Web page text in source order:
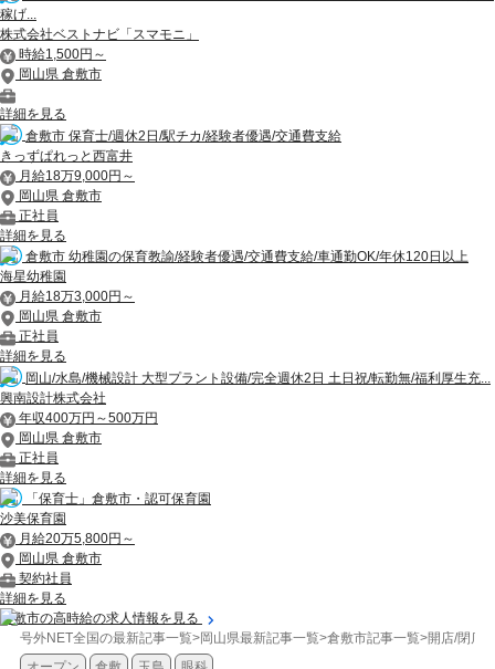
稼げ...
株式会社ベストナビ「スマモニ」
時給1,500円～
岡山県 倉敷市
詳細を見る
倉敷市 保育士/週休2日/駅チカ/経験者優遇/交通費支給
きっずぱれっと西富井
月給18万9,000円～
岡山県 倉敷市
正社員
詳細を見る
倉敷市 幼稚園の保育教諭/経験者優遇/交通費支給/車通勤OK/年休120日以上
海星幼稚園
月給18万3,000円～
岡山県 倉敷市
正社員
詳細を見る
岡山/水島/機械設計 大型プラント設備/完全週休2日 土日祝/転勤無/福利厚生充...
興南設計株式会社
年収400万円～500万円
岡山県 倉敷市
正社員
詳細を見る
「保育士」倉敷市・認可保育園
沙美保育園
月給20万5,800円～
岡山県 倉敷市
契約社員
詳細を見る
倉敷市の高時給の求人情報を見る
号外NET全国の最新記事一覧>岡山県最新記事一覧>倉敷市記事一覧>開店/閉店